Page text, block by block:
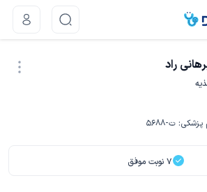
راد
پزشکی: ت-5688
7 نوبت موفق